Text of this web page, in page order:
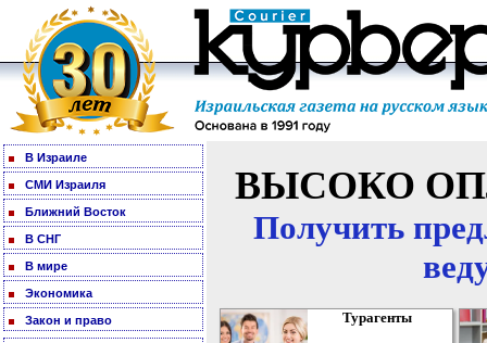
В Израиле
СМИ Израиля
Ближний Восток
В СНГ
В мире
Экономика
Закон и право
ВЫСОКО
Получить
Турагенты